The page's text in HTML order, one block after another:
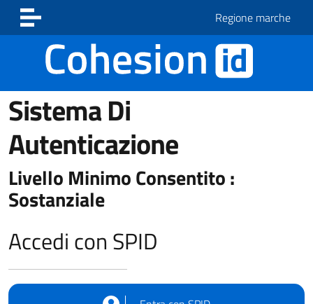
Vai ai contenuti
Vai al footer
Regione marche
Sistema Di
Autenticazione
Livello Minimo Consentito :
Sostanziale
Accedi con SPID